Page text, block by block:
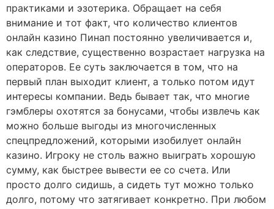
практиками и эзотерика. Обращает на себя
внимание и тот факт, что количество клиентов
онлайн казино Пинап постоянно увеличивается и,
как следствие, существенно возрастает нагрузка на
операторов. Ее суть заключается в том, что на
первый план выходит клиент, а только потом идут
интересы компании. Ведь бывает так, что многие
гэмблеры охотятся за бонусами, чтобы извлечь как
можно больше выгоды из многочисленных
спецпредложений, которыми изобилует онлайн
казино. Игроку не столь важно выиграть хорошую
сумму, как быстрее вывести ее со счета. Или
просто долго сидишь, а сидеть тут можно только
долго, потому что затягивает конкретно. При любом